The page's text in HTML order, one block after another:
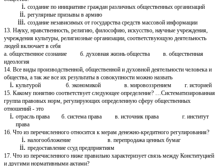
создание по инициативе граждан различных общественных организаций
регулярные призывы в армию
создание независимых от государства средств массовой информации
13. Науку, нравственность, религию, философию, искусство, научные учреждения,
учреждения культуры, религиозные организации, соответствующую деятельность
людей включает в себя
а. общественное сознание б. духовная жизнь общества в. общественная
идеология
14. Все виды производственной, общественной и духовной деятельности человека и
общества, а так же все их результаты в совокупности можно назвать
культурой б. экономикой в. мировоззрением г. историей
15. Какому понятию соответствует следующее определение? …Систематизированная
группа правовых норм, регулирующих определенную сферу общественных
отношений - это
отрасль права б. система права в. источник права г. институт
права
16. Что из перечисленного относится к мерам денежно-кредитного регулирования?
налогообложение в. перепродажа ценных бумаг
предоставление ссуд предприятиям
17. Что из перечисленного ниже правильно характеризует связь между Конституцией
и другими нормативными актами?